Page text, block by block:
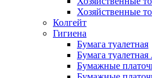
Хозяйственные
Колгейт
Гигиена
Бумага туалетная
Бумага
Бумажные